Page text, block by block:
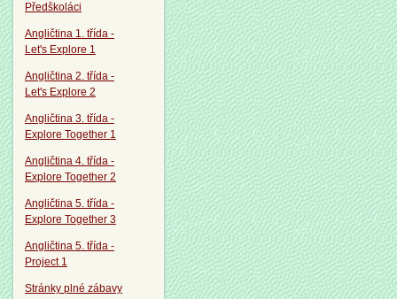
Předškoláci
Angličtina 1. třída -
Let's Explore 1
Angličtina 2. třída -
Let's Explore 2
Angličtina 3. třída -
Explore Together 1
Angličtina 4. třída -
Explore Together 2
Angličtina 5. třída -
Explore Together 3
Angličtina 5. třída -
Project 1
Stránky plné zábavy